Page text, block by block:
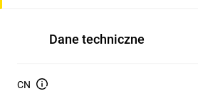
Dane techniczne
CN